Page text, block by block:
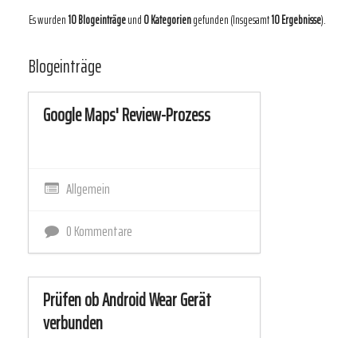
Es wurden10 Blogeinträgeund0 Kategoriengefunden (Insgesamt10 Ergebnisse).
Blogeinträge
Google Maps' Review-Prozess
Allgemein
0 Kommentare
Prüfen ob Android Wear Gerät
verbunden